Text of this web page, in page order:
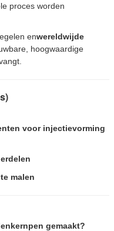
proces worden
enwereldwijde
hoogwaardige
voor injectievorming
malen
gemaakt?